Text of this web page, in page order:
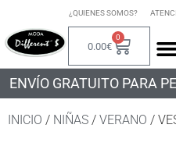
¿QUIENES SOMOS?
0.00€
0
ENVÍO GRATUITO PARA
INICIO / NIÑAS / VERANO /